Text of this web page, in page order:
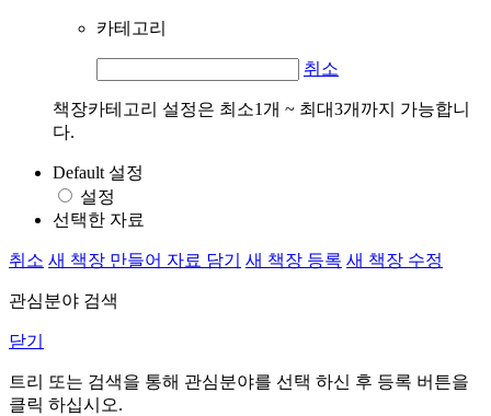
카테고리
취소
책장카테고리 설정은 최소1개 ~ 최대3개까지 가능합니
다.
Default 설정
설정
선택한 자료
취소 새 책장 만들어 자료 담기 새 책장 등록 새 책장 수정
관심분야 검색
닫기
트리 또는 검색을 통해 관심분야를 선택 하신 후 등록 버튼을
클릭 하십시오.